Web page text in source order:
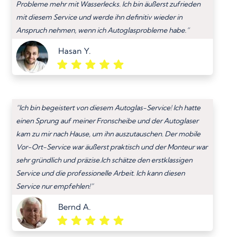
Probleme mehr mit Wasserlecks. Ich bin äußerst zufrieden
mit diesem Service und werde ihn definitiv wieder in
Anspruch nehmen, wenn ich Autoglasprobleme habe.”
Hasan Y.
“Ich bin begeistert von diesem Autoglas-Service! Ich hatte
einen Sprung auf meiner Fronscheibe und der Autoglaser
kam zu mir nach Hause, um ihn auszutauschen. Der mobile
Vor-Ort-Service war äußerst praktisch und der Monteur war
sehr gründlich und präzise.Ich schätze den erstklassigen
Service und die professionelle Arbeit. Ich kann diesen
Service nur empfehlen!”
Bernd A.